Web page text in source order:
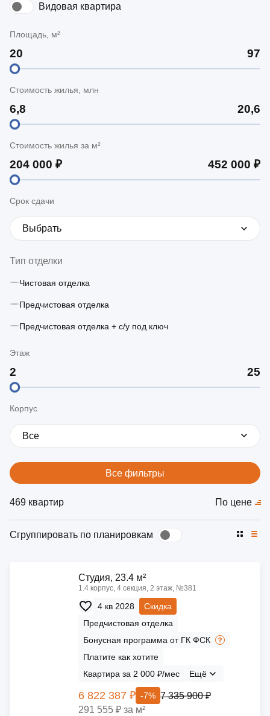
Видовая квартира
Площадь, м²
Стоимость жилья, млн
Стоимость жилья за м²
Срок сдачи
Выбрать
Тип отделки
Чистовая отделка
Предчистовая отделка
Предчистовая отделка + с/у под ключ
Этаж
Корпус
Все
Все фильтры
469 квартир
Сгруппировать по планировкам
По цене
Cтудия, 23.4 м²
1.4 корпус, 4 секция, 2 этаж, №381
4 кв 2028
Скидка
Предчистовая отделка
Бонусная программа от ГК ФСК
Платите как хотите
Квартира за 2 000 ₽/мес
Ещё
6 822 387 ₽ -7% 7 335 900 ₽
291 555 ₽ за м²